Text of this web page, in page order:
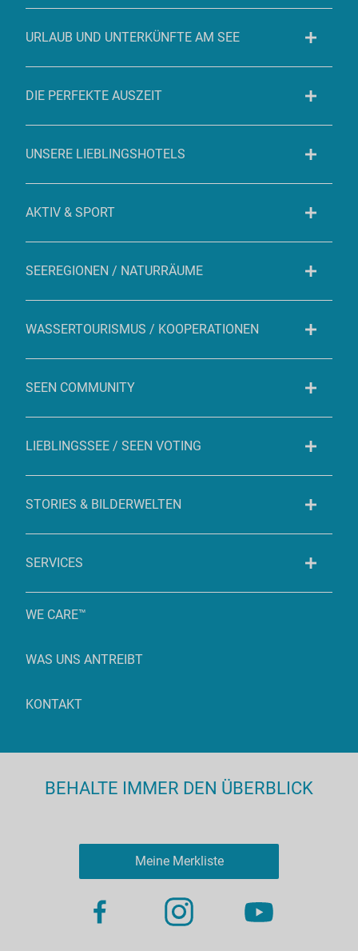
URLAUB UND UNTERKÜNFTE AM SEE
DIE PERFEKTE AUSZEIT
UNSERE LIEBLINGSHOTELS
AKTIV & SPORT
SEEREGIONEN / NATURRÄUME
WASSERTOURISMUS / KOOPERATIONEN
SEEN COMMUNITY
LIEBLINGSSEE / SEEN VOTING
STORIES & BILDERWELTEN
SERVICES
WE CARE™
WAS UNS ANTREIBT
KONTAKT
BEHALTE IMMER DEN ÜBERBLICK
Meine Merkliste